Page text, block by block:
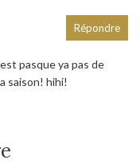
pasque ya pas de
saison! hihi!
Répondre